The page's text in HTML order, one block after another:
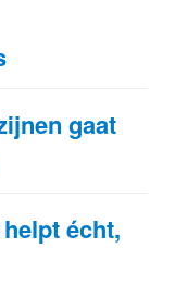
gaat
écht,